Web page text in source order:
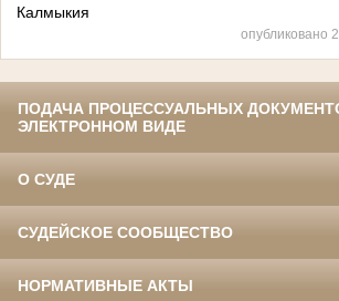
Калмыкия
опубликовано
ПОДАЧА ПРОЦЕССУАЛЬНЫХ
ЭЛЕКТРОННОМ ВИДЕ
О СУДЕ
СУДЕЙСКОЕ СООБЩЕСТВО
НОРМАТИВНЫЕ АКТЫ